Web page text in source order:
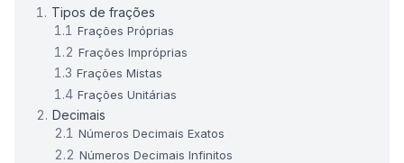
Tipos de frações
Frações Próprias
Frações Impróprias
Frações Mistas
Frações Unitárias
Decimais
Números Decimais Exatos
Números Decimais Infinitos